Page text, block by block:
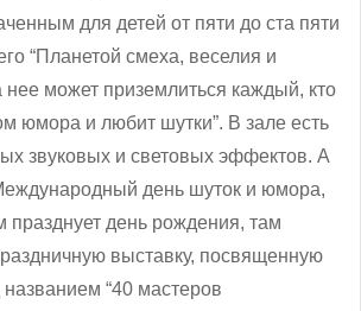
для детей от пяти до ста пяти
“Планетой смеха, веселия и
нее может приземлиться каждый, кто
юмора и любит шутки”. В зале есть
звуковых и световых эффектов. А
день шуток и юмора,
празднует день рождения, там
выставку, посвященную
“40 мастеров